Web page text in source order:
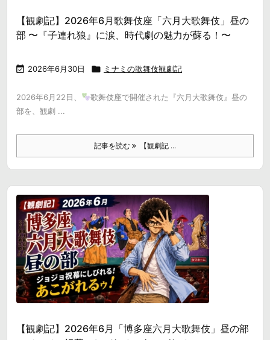
【観劇記】2026年6月歌舞伎座「六月大歌舞伎」昼の
部 〜『子連れ狼』に涙、時代劇の魅力が蘇る！〜
 2026年6月30日  ミナミの歌舞伎観劇記
2026年6月22日、
歌舞伎座で開催された『六月大歌舞伎』昼の
部を、観劇 ...
記事を読む 【観劇記 ...
【観劇記】2026年6月「博多座六月大歌舞伎」昼の部